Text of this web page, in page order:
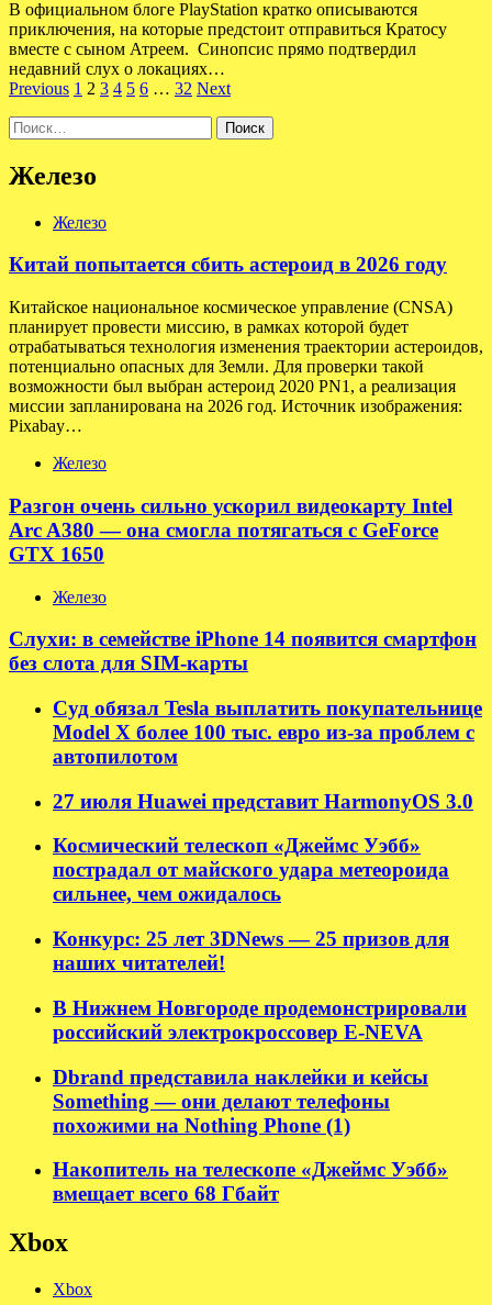
В официальном блоге PlayStation кратко описываются
приключения, на которые предстоит отправиться Кратосу
вместе с сыном Атреем. Синопсис прямо подтвердил
недавний слух о локациях…
Пагинация
записей
Previous 1 2 3 4 5 6 … 32 Next
Найти:
Железо
Железо
Китай попытается сбить астероид в 2026 году
Китайское национальное космическое управление (CNSA)
планирует провести миссию, в рамках которой будет
отрабатываться технология изменения траектории астероидов,
потенциально опасных для Земли. Для проверки такой
возможности был выбран астероид 2020 PN1, а реализация
миссии запланирована на 2026 год. Источник изображения:
Pixabay…
Железо
Разгон очень сильно ускорил видеокарту Intel
Arc A380 — она смогла потягаться с GeForce
GTX 1650
Железо
Слухи: в семействе iPhone 14 появится смартфон
без слота для SIM-карты
Суд обязал Tesla выплатить покупательнице
Model X более 100 тыс. евро из-за проблем с
автопилотом
27 июля Huawei представит HarmonyOS 3.0
Космический телескоп «Джеймс Уэбб»
пострадал от майского удара метеороида
сильнее, чем ожидалось
Конкурс: 25 лет 3DNews — 25 призов для
наших читателей!
В Нижнем Новгороде продемонстрировали
российский электрокроссовер E-NEVA
Dbrand представила наклейки и кейсы
Something — они делают телефоны
похожими на Nothing Phone (1)
Накопитель на телескопе «Джеймс Уэбб»
вмещает всего 68 Гбайт
Xbox
Xbox